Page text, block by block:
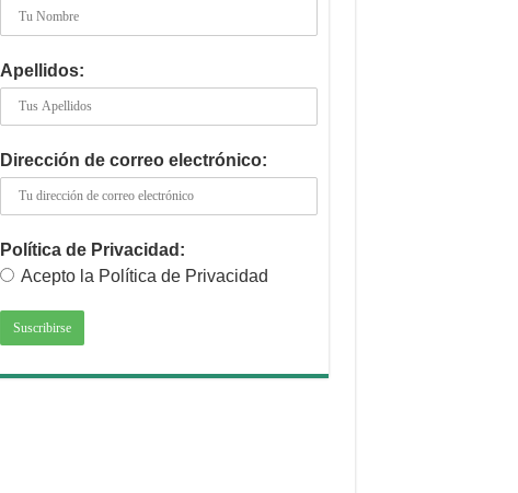
Apellidos:
Dirección de correo electrónico:
Política de Privacidad:
Acepto la Política de Privacidad